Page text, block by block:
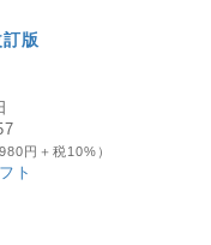
版
円＋税10%）
ト